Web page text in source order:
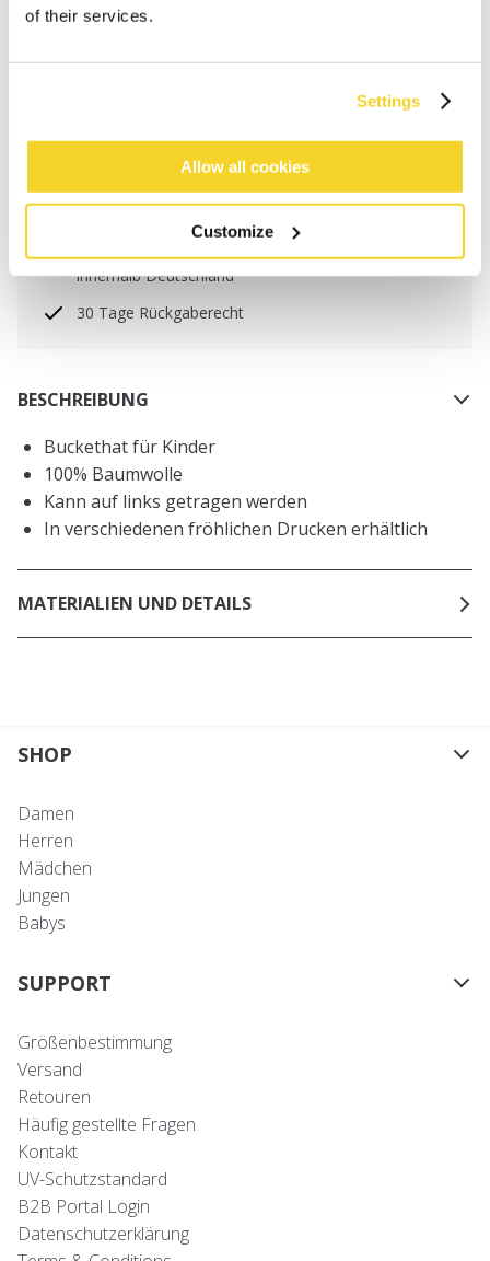
of their services.
Settings
Allow all cookies
Customize
Freitag) bei uns eingehen, werden noch am selben
Kostenlose Lieferung für Bestellungen über 50€
innerhalb Deutschland
30 Tage Rückgaberecht
BESCHREIBUNG
Buckethat für Kinder
100% Baumwolle
Kann auf links getragen werden
In verschiedenen fröhlichen Drucken erhältlich
MATERIALIEN UND DETAILS
SHOP
Damen
Herren
Mädchen
Jungen
Babys
SUPPORT
Größenbestimmung
Versand
Retouren
Häufig gestellte Fragen
Kontakt
UV-Schutzstandard
B2B Portal Login
Datenschutzerklärung